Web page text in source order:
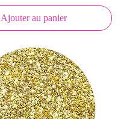
Ajouter au panier